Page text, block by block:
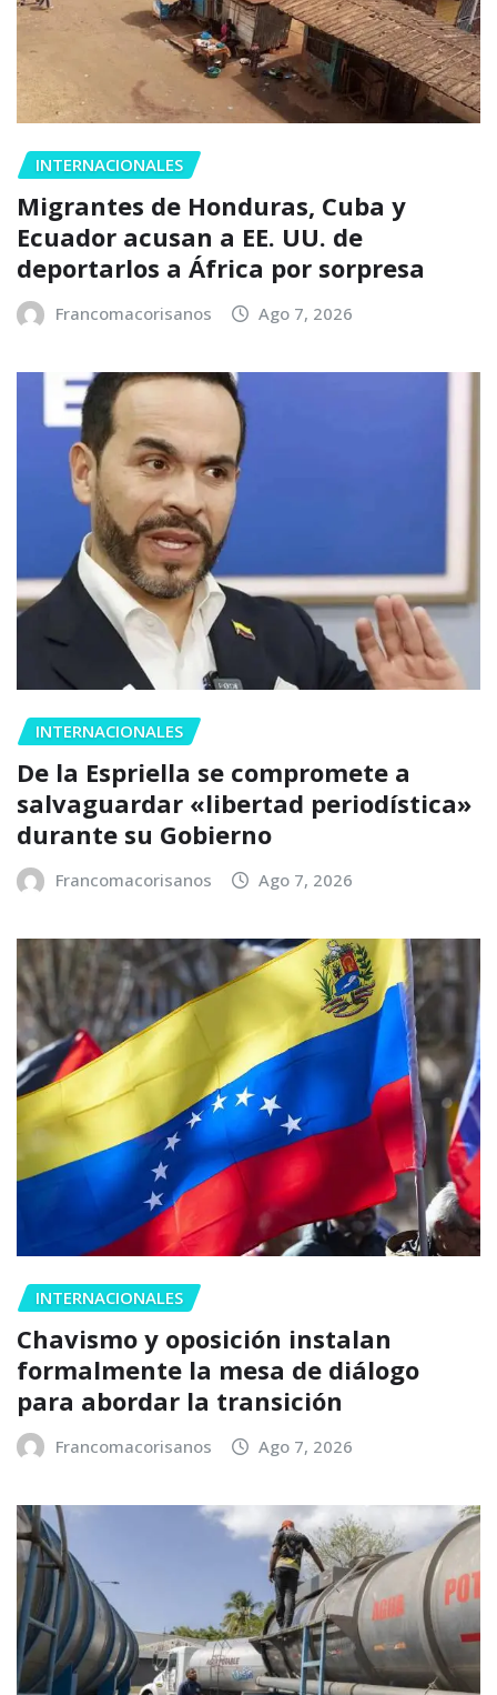
INTERNACIONALES
Migrantes de Honduras, Cuba y
Ecuador acusan a EE. UU. de
deportarlos a África por sorpresa
Francomacorisanos Ago 7, 2026
INTERNACIONALES
De la Espriella se compromete a
salvaguardar «libertad periodística»
durante su Gobierno
Francomacorisanos Ago 7, 2026
INTERNACIONALES
Chavismo y oposición instalan
formalmente la mesa de diálogo
para abordar la transición
Francomacorisanos Ago 7, 2026